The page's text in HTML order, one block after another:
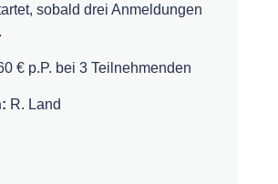
sobald drei Anmeldungen
€ p.P. bei 3 Teilnehmenden
R. Land